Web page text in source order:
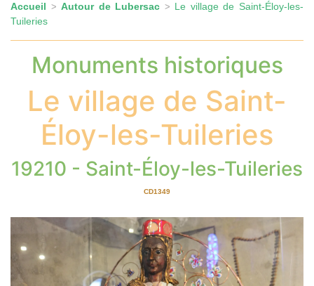
Accueil >Autour de Lubersac > Le village de Saint-Éloy-les-
Tuileries
Monuments historiques
Le village de Saint-
Éloy-les-Tuileries
19210 - Saint-Éloy-les-Tuileries
CD1349